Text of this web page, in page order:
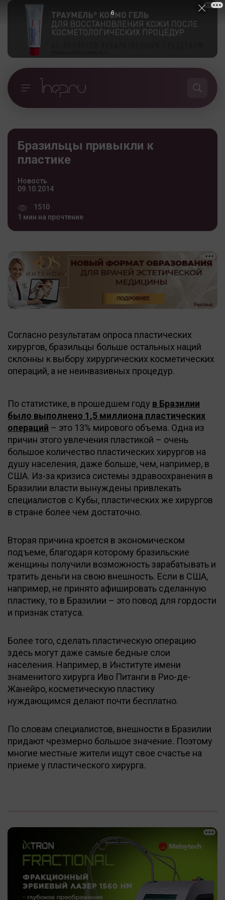
Бразильцы привыкли к
пластике
Новость
09.10.2014
1510
1 мин на прочтение
Согласно результатам опроса пластических
хирургов, бразильцы больше остальных наций
склонны к выбору хирургических косметических
операций, а не неинвазивных процедур.
По статистике, в прошедшем году в Бразилии
было выполнено 1,5 миллиона пластических
операций – это 13% мирового объема. Одна из
причин этого увлечения пластикой – очень
большое количество пластических хирургов на
душу населения, даже больше, чем, например, в
США. Из-за кризиса системы здравоохранения в
Бразилии власти вынуждены привлекать
специалистов с Кубы, пластических же хирургов
в стране более чем достаточно.
Вторая причина кроется в экономическом
подъеме, благодаря которому бразильские
женщины получили возможность зарабатывать и
тратить деньги на свою внешность. Если в США,
например, не принято афишировать сделанную
пластику, то в Бразилии – это повод для гордости
и признак статуса.
Более того, сделать пластическую операцию
здесь могут даже самые бедные слои
населения. Например, в Институте имени
знаменитого хирурга Иво Питанги в Рио-де-
Жанейро, косметическую пластику
нуждающимся делают почти бесплатно.
По словам специалистов, внешности в Бразилии
придают чрезмерно большое значение. Поэтому
многие местные жители ищут свое счастье на
приеме у пластического хирурга.
5